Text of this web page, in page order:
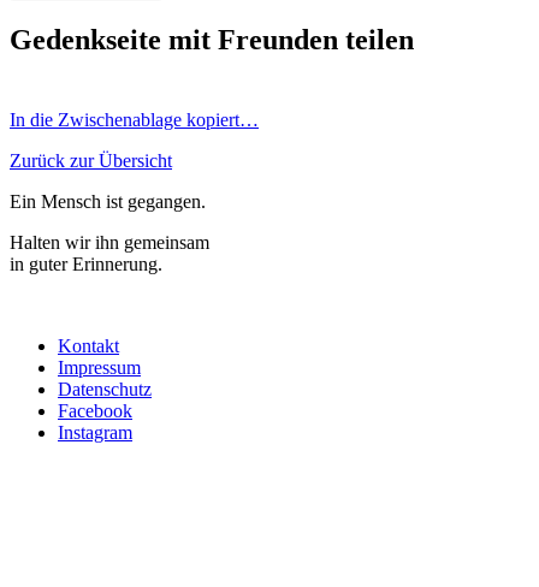
Gedenkseite mit Freunden teilen
In die Zwischenablage kopiert…
Zurück zur Übersicht
Ein Mensch ist gegangen.
Halten wir ihn gemeinsam
in guter Erinnerung.
Kontakt
Impressum
Datenschutz
Facebook
Instagram